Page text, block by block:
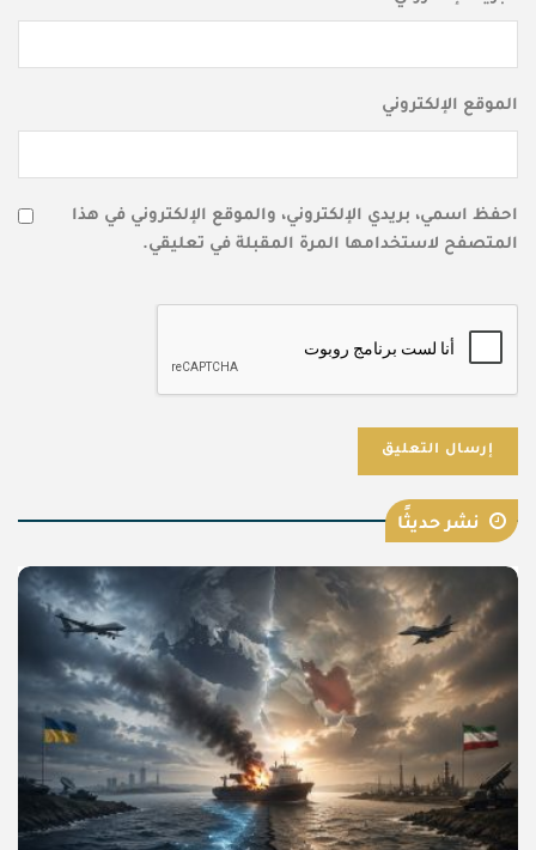
الموقع الإلكتروني
احفظ اسمي، بريدي الإلكتروني، والموقع الإلكتروني في هذا
المتصفح لاستخدامها المرة المقبلة في تعليقي.
نشر حديثًا